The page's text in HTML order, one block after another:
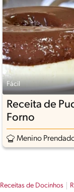
Fácil
Receita de
Forno
Menino
Receitas de Docinhos